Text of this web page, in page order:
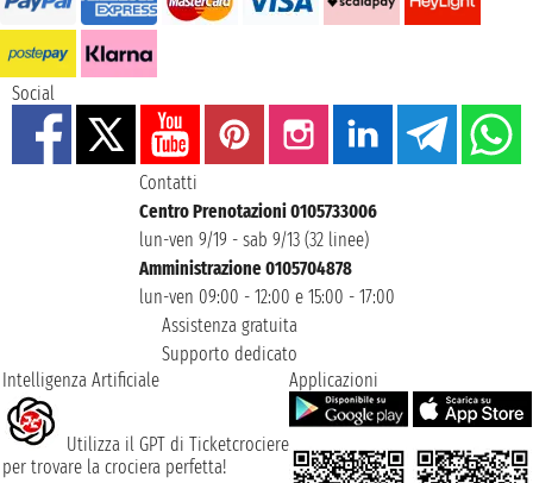
Social
Contatti
Centro Prenotazioni 0105733006
lun-ven 9/19 - sab 9/13 (32 linee)
Amministrazione 0105704878
lun-ven 09:00 - 12:00 e 15:00 - 17:00
Assistenza gratuita
Supporto dedicato
Intelligenza Artificiale
Utilizza il GPT di Ticketcrociere
per trovare la crociera perfetta!
Applicazioni